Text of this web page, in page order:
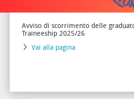
Avviso di scorrimento delle
Traineeship 2025/26
Vai alla pagina